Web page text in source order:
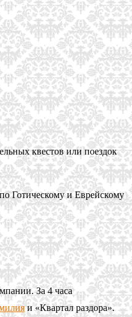
квестов или поездок
Готическому и Еврейскому
За 4 часа
и «Квартал раздора».